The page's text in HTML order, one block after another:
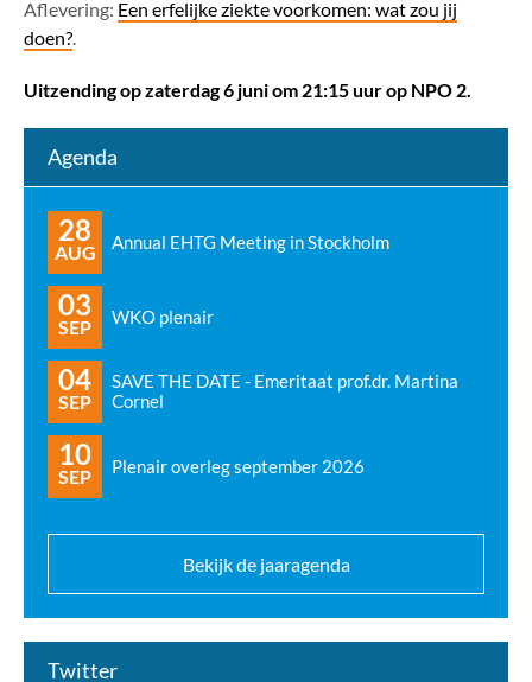
Aflevering: Een erfelijke ziekte voorkomen: wat zou jij
doen?.
Uitzending op zaterdag 6 juni om 21:15 uur op NPO 2.
Agenda
28
AUG Annual EHTG Meeting in Stockholm
03
SEP WKO plenair
04
SEP
SAVE THE DATE - Emeritaat prof.dr. Martina
Cornel
10
SEP Plenair overleg september 2026
Bekijk de jaaragenda
Twitter